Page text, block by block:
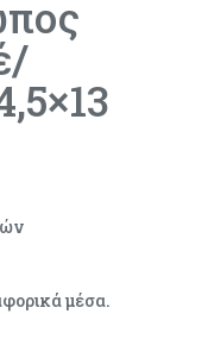
μέσα.